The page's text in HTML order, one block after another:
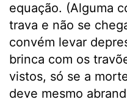
equação. (Alguma
trava e não se
convém levar
brinca com os
vistos, só se a
deve mesmo